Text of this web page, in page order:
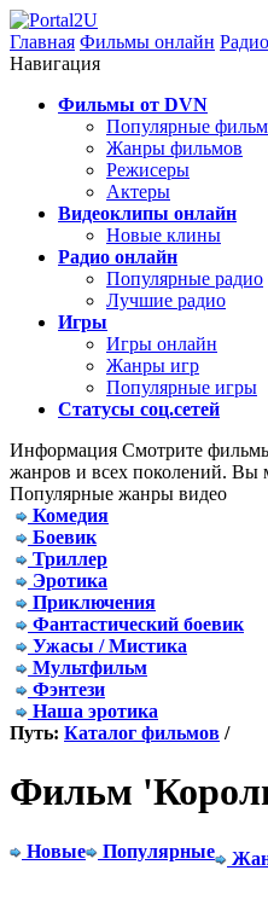
Главная Фильмы онлайн
Навигация
Фильмы от DVN
Популярные
Жанры фильмов
Режисеры
Актеры
Видеоклипы онлайн
Новые клины
Радио онлайн
Популярные радио
Лучшие радио
Игры
Игры онлайн
Жанры игр
Популярные игры
Статусы соц.сетей
Информация Смотрите
жанров и всех поколений. Вы
Популярные жанры видео
Комедия
Боевик
Триллер
Эротика
Приключения
Фантастический боевик
Ужасы / Мистика
Мультфильм
Фэнтези
Наша эротика
Путь: Каталог фильмов /
Фильм
Новые Популярные